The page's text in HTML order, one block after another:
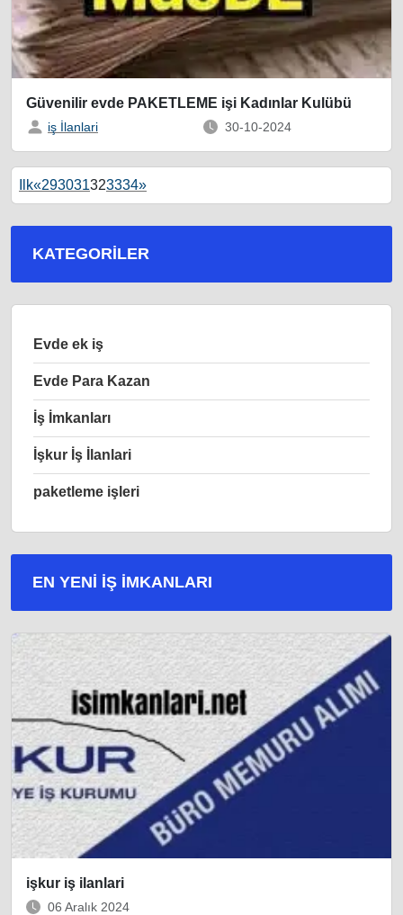
Güvenilir evde PAKETLEME işi Kadınlar Kulübü
iş İlanlari 30-10-2024
Ilk«293031323334»
KATEGORILER
Evde ek iş
Evde Para Kazan
İş İmkanları
İşkur İş İlanlari
paketleme işleri
EN YENI İŞ IMKANLARI
işkur iş ilanlari
06 Aralık 2024